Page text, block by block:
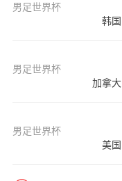
男足世界杯
韩国
男足世界杯
加拿大
男足世界杯
美国